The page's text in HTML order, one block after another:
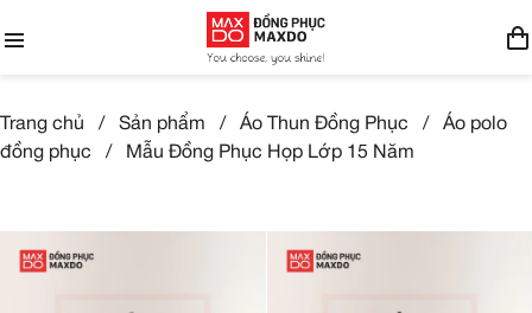
Trang chủ / Sản phẩm / Áo Thun Đồng Phục /
Áo polo
đồng phục
/ Mẫu Đồng Phục Họp Lớp 15 Năm